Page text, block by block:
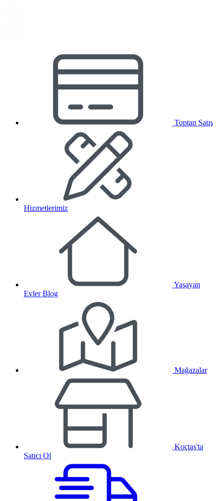
Toptan Satış
Hizmetlerimiz
Yaşayan
Evler Blog
Mağazalar
Koçtaş'ta
Satıcı Ol